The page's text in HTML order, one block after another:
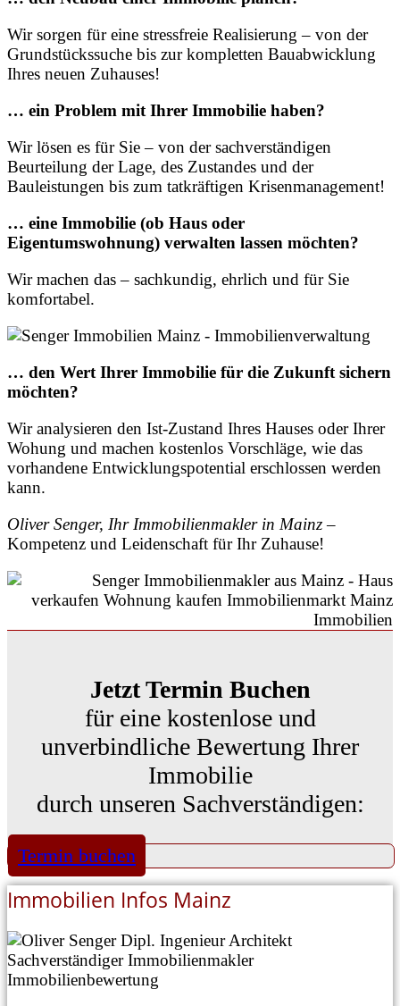
Wir sorgen für eine stressfreie Realisierung – von der
Grundstückssuche bis zur kompletten Bauabwicklung
Ihres neuen Zuhauses!
… ein Problem mit Ihrer Immobilie haben?
Wir lösen es für Sie – von der sachverständigen
Beurteilung der Lage, des Zustandes und der
Bauleistungen bis zum tatkräftigen Krisenmanagement!
… eine Immobilie (ob Haus oder
Eigentumswohnung) verwalten lassen möchten?
Wir machen das – sachkundig, ehrlich und für Sie
komfortabel.
… den Wert Ihrer Immobilie für die Zukunft sichern
möchten?
Wir analysieren den Ist-Zustand Ihres Hauses oder Ihrer
Wohung und machen kostenlos Vorschläge, wie das
vorhandene Entwicklungspotential erschlossen werden
kann.
Oliver Senger, Ihr Immobilienmakler in Mainz–
Kompetenz und Leidenschaft für Ihr Zuhause!
Jetzt Termin Buchen
für eine kostenlose und
unverbindliche Bewertung Ihrer
Immobilie
durch unseren Sachverständigen:
Termin buchen
Immobilien Infos Mainz